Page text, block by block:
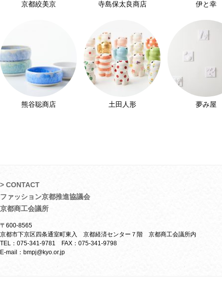
京都絞美京 寺島保太良商店 伊と幸
熊谷聡商店 土田人形 夢み屋
> CONTACT
ファッション京都推進協議会
京都商工会議所
〒600-8565
京都市下京区四条通室町東入 京都経済センター７階 京都商工会議所内
TEL：075-341-9781 FAX：075-341-9798
E-mail：bmpj@kyo.or.jp